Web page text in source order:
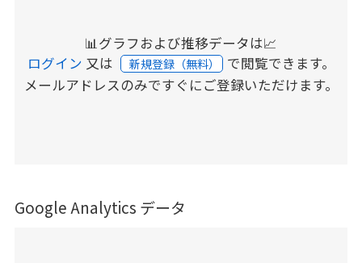
📊グラフおよび推移データは📈
ログイン 又は 新規登録（無料） で閲覧できます。
メールアドレスのみですぐにご登録いただけます。
Google Analytics データ